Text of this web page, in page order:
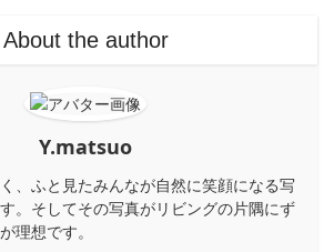
About the author
Y.matsuo
、ふと見たみんなが自然に笑顔になる写
。そしてその写真がリビングの片隅にず
理想です。